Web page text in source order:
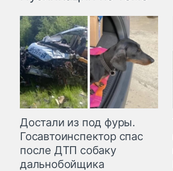
Достали из под фуры.
Госавтоинспектор спас
после ДТП собаку
дальнобойщика